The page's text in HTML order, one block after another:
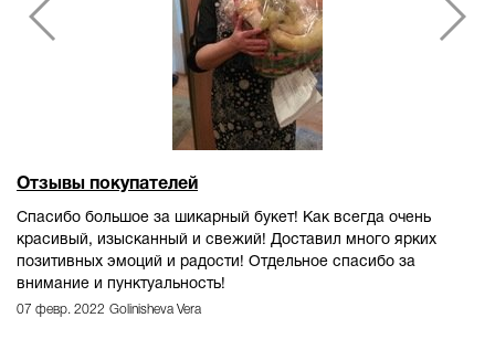
Отзывы покупателей
Спасибо большое за шикарный букет! Как всегда очень
красивый, изысканный и свежий! Доставил много ярких
позитивных эмоций и радости! Отдельное спасибо за
внимание и пунктуальность!
07 февр. 2022 Golinisheva Vera